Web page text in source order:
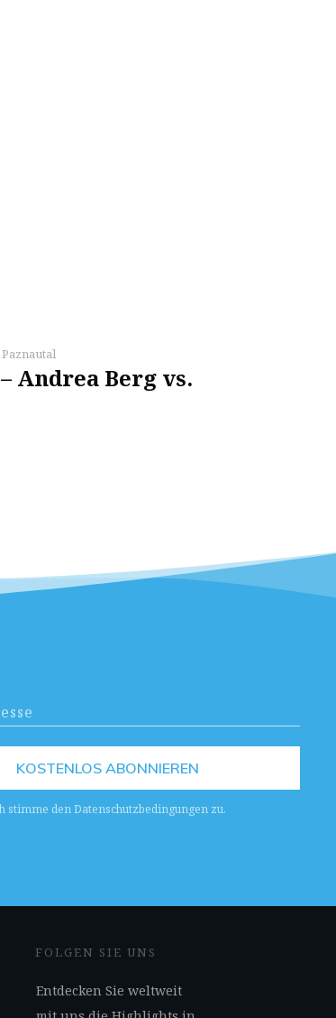
Paznautal
Andrea Berg vs.
KOSTENLOS ABONNIEREN
stimme den Datenschutzbedingungen zu.
FOLGEN SIE UNS
Entdecken Sie weltweit